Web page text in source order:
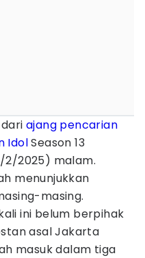
ajang pencarian
IdolSeason 13
2/2025) malam.
menunjukkan
masing.
ini belum berpihak
asal Jakarta
masuk dalam tiga